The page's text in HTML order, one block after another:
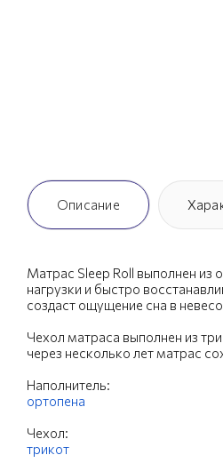
Описание
Матрас Sleep Roll выполнен из
нагрузки и быстро
создаст ощущение сна в
Чехол матраса выполнен из
через несколько лет матрас
Наполнитель:
ортопена
Чехол:
трикот